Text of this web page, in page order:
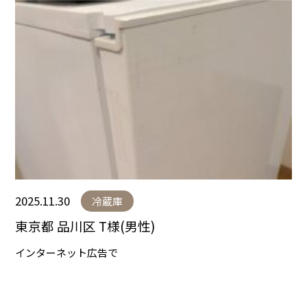
2025.11.30 冷蔵庫
東京都 品川区 T様(男性)
インターネット広告で